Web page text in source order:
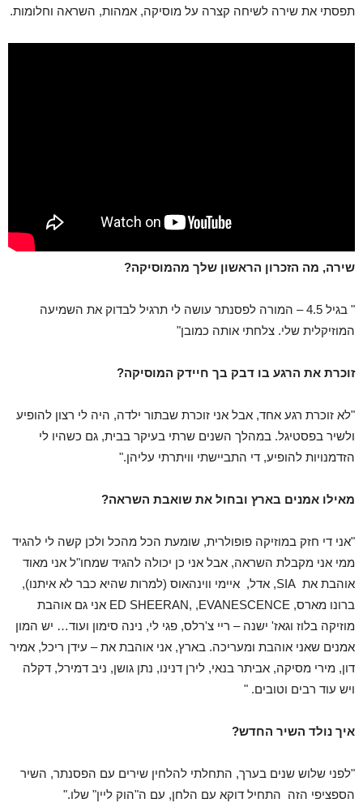
תפסתי את שירה לשיחה קצרה על מוסיקה, אמהות, השראה וחלומות.
שירה, מה הזכרון הראשון שלך מהמוסיקה?
" בגיל 4.5 – המורה לפסנתר עושה לי תרגיל לבדוק את השמיעה
המוזיקלית שלי. צלחתי אותה כמובן"
זוכרת את הרגע בו דבק בך חיידק המוסיקה?
"לא זוכרת רגע אחד, אבל אני זוכרת שבתור ילדה, היה לי רצון להופיע
ולשיר בפסטיגל. במהלך השנים שרתי בעיקר בבית, גם כשהיו לי
הזדמנויות להופיע, די התביישתי וויתרתי עליהן."
מאילו אמנים בארץ ובחול את שואבת השראה?
"אני די חזק במוזיקה פופולרית, שומעת הכל מהכל ולכן קשה לי להגיד
ממי אני מקבלת השראה, אבל אני כן יכולה להגיד שמחו"ל אני מאוד
אוהבת את SIA, אדל, איימי ווינהאוס (למרות שהיא כבר לא איתנו),
ברונו מארס, ED SHEERAN, ,EVANESCENCE אני גם אוהבת
מוזיקה בלוז וגאז' ישנה – ריי צ'רלס, פגי לי, נינה סימון ועוד… יש המון
אמנים שאני אוהבת ומעריכה. בארץ, אני אוהבת את – עידן ריכל, אמיר
דון, מירי מסיקה, אביתר בנאי, לירן דנינו, נתן גושן, ניב דמירל, דקלה
ויש עוד רבים וטובים. "
איך נולד השיר החדש?
"לפני שלוש שנים בערך, התחלתי להלחין שירים עם הפסנתר, השיר
הספציפי הזה התחיל דוקא עם הלחן, עם ה"הוק ליין" שלו."